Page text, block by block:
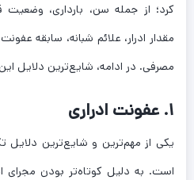
کرد؛ از جمله سن، بارداری،
مقدار ادرار، علائم شبانه، سابقه
مصرفی. در ادامه، شایع‌ترین دلایل
۱. عفونت ادراری
یکی از مهم‌ترین و شایع‌ترین دلایل
است. به دلیل کوتاه‌تر بودن مجرای